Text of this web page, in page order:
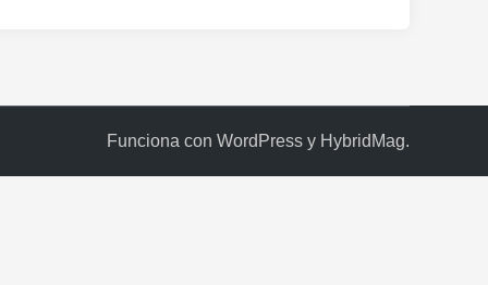
Funciona con WordPress y HybridMag.